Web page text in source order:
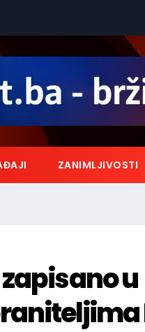
ZANIMLJIVOSTI
u